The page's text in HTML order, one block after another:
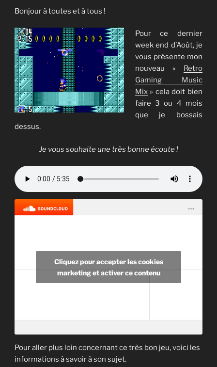
Bonjour à toutes et à tous !
Pour ce dernier
week end d’Août, je
vous présente mon
nouveau « Retro
Gaming Music
Mix» cela doit bien
faire 3 ou 4 mois
que je bossais
dessus.
Je vous souhaite une très bonne écoute !
Cliquez pour accepter les cookies
marketing et activer ce contenu
Pour aller plus loin concernant ce très bon jeu, voici les
informations à savoir à son sujet.